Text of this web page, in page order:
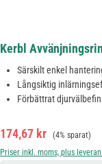
Kerbl
Särskilt enkel
Långsiktig
Förbättrat
Försäljningspris:
174,67 kr Ordinarie pris:
(4% sparat)
Priser inkl. moms, plus